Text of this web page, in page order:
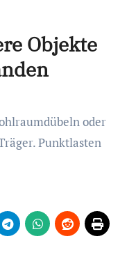
Objekte
Punktlasten